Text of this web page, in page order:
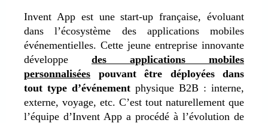
Invent App est une start-up française, évoluant
dans l’écosystème des applications mobiles
événementielles. Cette jeune entreprise innovante
développe des applications mobiles
personnalisées pouvant être déployées dans
tout type d’événement physique B2B : interne,
externe, voyage, etc. C’est tout naturellement que
l’équipe d’Invent App a procédé à l’évolution de